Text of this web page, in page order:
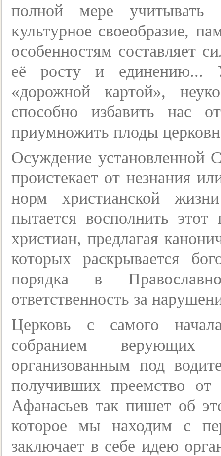
полной мере
культурное своеобразие,
особенностям составляет
её росту и единению...
«дорожной картой»,
способно избавить нас
приумножить плоды
Осуждение установленной
проистекает от незнания
норм христианской
пытается восполнить
христиан, предлагая
которых раскрывается
порядка в
ответственность за
Церковь с самого
собранием
организованным под
получивших преемство от
Афанасьев так пишет об
которое мы находим с
заключает в себе идею